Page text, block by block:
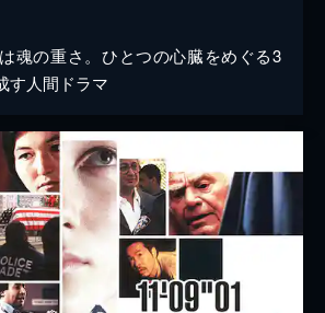
魂の重さ。ひとつの心臓をめぐる3
す人間ドラマ